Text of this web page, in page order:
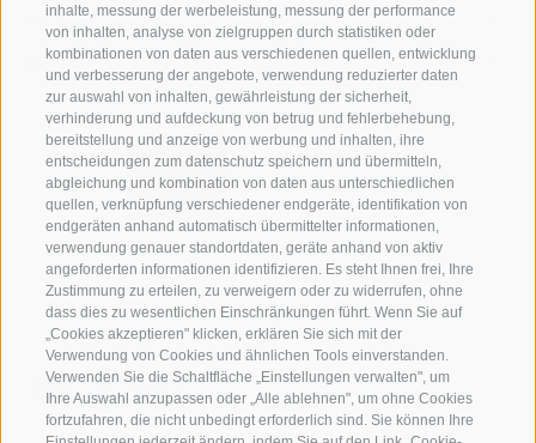
inhalte, messung der werbeleistung, messung der performance
von inhalten, analyse von zielgruppen durch statistiken oder
kombinationen von daten aus verschiedenen quellen, entwicklung
und verbesserung der angebote, verwendung reduzierter daten
zur auswahl von inhalten, gewährleistung der sicherheit,
verhinderung und aufdeckung von betrug und fehlerbehebung,
bereitstellung und anzeige von werbung und inhalten, ihre
entscheidungen zum datenschutz speichern und übermitteln,
abgleichung und kombination von daten aus unterschiedlichen
quellen, verknüpfung verschiedener endgeräte, identifikation von
endgeräten anhand automatisch übermittelter informationen,
verwendung genauer standortdaten, geräte anhand von aktiv
angeforderten informationen identifizieren. Es steht Ihnen frei, Ihre
Zustimmung zu erteilen, zu verweigern oder zu widerrufen, ohne
dass dies zu wesentlichen Einschränkungen führt. Wenn Sie auf
„Cookies akzeptieren" klicken, erklären Sie sich mit der
Verwendung von Cookies und ähnlichen Tools einverstanden.
Verwenden Sie die Schaltfläche „Einstellungen verwalten", um
Ihre Auswahl anzupassen oder „Alle ablehnen", um ohne Cookies
fortzufahren, die nicht unbedingt erforderlich sind. Sie können Ihre
MONTAN
RITTEN